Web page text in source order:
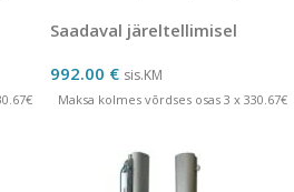
Saadaval järeltellimisel
992.00 € sis.KM
Maksa kolmes võrdses osas 3 x 330.67€